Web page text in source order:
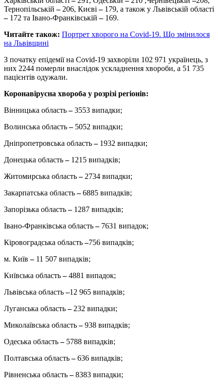
Тернопільській– 206, Києві– 179, а також у Львівській області
– 172 та Івано-Франківській– 169.
Читайте також: Портрет хворого на Covid-19. Що змінилося
на Львівщині
З початку епідемії на Covid-19 захворіли 102 971 українець, з
них 2244 померли внаслідок ускладнення хвороби, а 51 735
пацієнтів одужали.
Коронавірусна хвороба у розрізі регіонів:
Вінницька область–3553 випадки;
Волинська область– 5052 випадки;
Дніпропетровська область–1932 випадки;
Донецька область–1215 випадків;
Житомирська область–2734 випадки;
Закарпатська область–6885 випадків;
Запорізька область–1287 випадків;
Івано-Франківська область–7631 випадок;
Кіровоградська область–756 випадків;
м. Київ–11 507 випадків;
Київська область–4881 випадок;
Львівська область–12 965 випадків;
Луганська область–232 випадки;
Миколаївська область–938 випадків;
Одеська область–5788 випадків;
Полтавська область–636 випадків;
Рівненська область–8383 випадки;